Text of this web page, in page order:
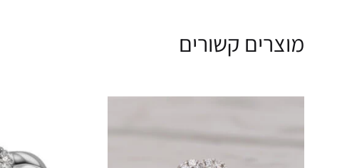
מוצרים קשורים